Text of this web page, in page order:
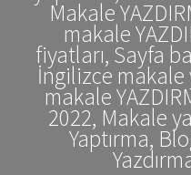
Makale
makale
fiyatları, Sayfa
İngilizce makale
makale
2022, Makale
Yaptırma,